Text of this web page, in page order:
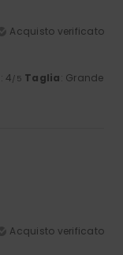
Acquisto verificato
: 4/5 Taglia: Grande
Acquisto verificato